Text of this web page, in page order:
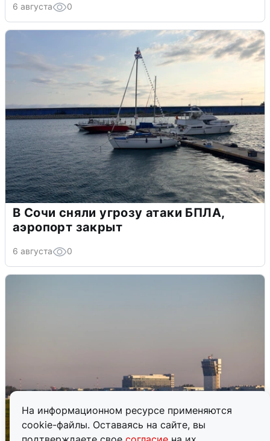
На информационном ресурсе применяются
cookie-файлы. Оставаясь на сайте, вы
6 августа 0
В Сочи сняли угрозу атаки БПЛА,
аэропорт закрыт
6 августа 0